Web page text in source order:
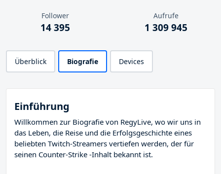
Follower
14 395
Aufrufe
1 309 945
Überblick Biografie Devices
Einführung
Willkommen zur Biografie von RegyLive, wo wir uns in
das Leben, die Reise und die Erfolgsgeschichte eines
beliebten Twitch-Streamers vertiefen werden, der für
seinen Counter-Strike -Inhalt bekannt ist.